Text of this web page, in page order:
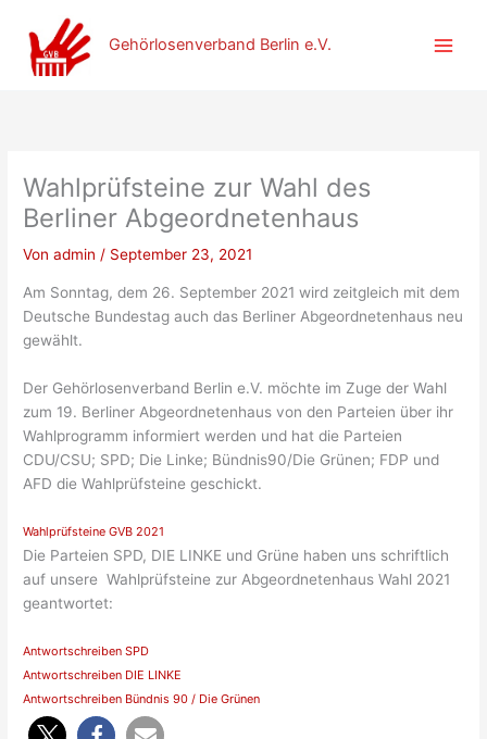
Inhalt
springen
Gehörlosenverband Berlin e.V.
Wahlprüfsteine zur Wahl des
Berliner Abgeordnetenhaus
Vonadmin/ September 23, 2021
Am Sonntag, dem 26. September 2021 wird zeitgleich mit dem
Deutsche Bundestag auch das Berliner Abgeordnetenhaus neu
gewählt.
Der Gehörlosenverband Berlin e.V. möchte im Zuge der Wahl
zum 19. Berliner Abgeordnetenhaus von den Parteien über ihr
Wahlprogramm informiert werden und hat die Parteien
CDU/CSU; SPD; Die Linke; Bündnis90/Die Grünen; FDP und
AFD die Wahlprüfsteine geschickt.
Wahlprüfsteine GVB 2021
Die Parteien SPD, DIE LINKE und Grüne haben uns schriftlich
auf unsere Wahlprüfsteine zur Abgeordnetenhaus Wahl 2021
geantwortet:
Antwortschreiben SPD
Antwortschreiben DIE LINKE
Antwortschreiben Bündnis 90 / Die Grünen